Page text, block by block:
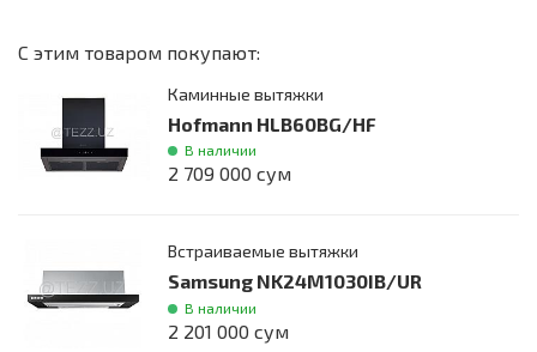
С этим товаром покупают:
Каминные вытяжки
Hofmann HLB60BG/HF
В наличии
2 709 000 сум
Встраиваемые вытяжки
Samsung NK24M1030IB/UR
В наличии
2 201 000 сум